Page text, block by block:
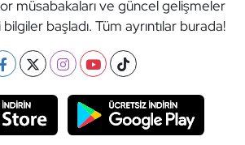
müsabakaları ve güncel gelişmeler
başladı. Tüm ayrıntılar burada!